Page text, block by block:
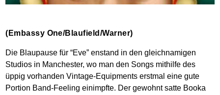
(Embassy One/Blaufield/Warner)
Die Blaupause für “Eve” enstand in den gleichnamigen
Studios in Manchester, wo man den Songs mithilfe des
üppig vorhanden Vintage-Equipments erstmal eine gute
Portion Band-Feeling einimpfte. Der gewohnt satte Booka